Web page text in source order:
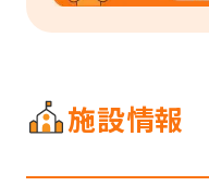
施設情報